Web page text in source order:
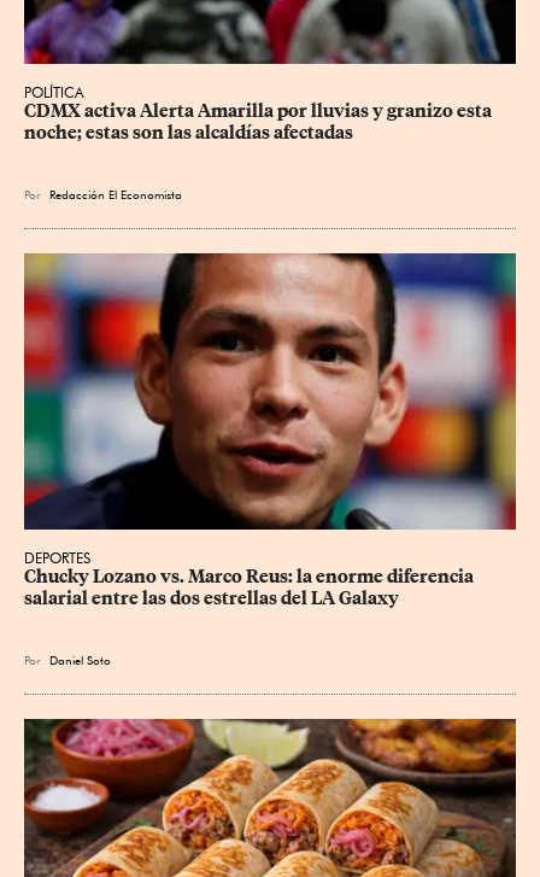
POLÍTICA
CDMX activa Alerta Amarilla por lluvias y granizo esta
noche; estas son las alcaldías afectadas
Por Redacción El Economista
DEPORTES
Chucky Lozano vs. Marco Reus: la enorme diferencia
salarial entre las dos estrellas del LA Galaxy
Por Daniel Soto